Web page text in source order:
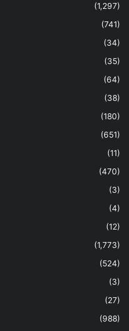
(1,297)
(741)
(34)
(35)
(64)
(38)
(180)
(651)
(11)
(470)
(3)
(4)
(12)
(1,773)
(524)
(3)
(27)
(988)